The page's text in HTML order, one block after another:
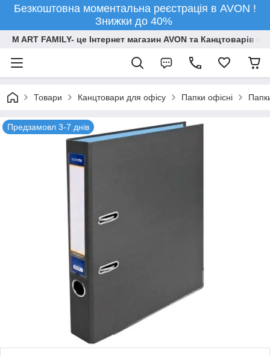
Безкоштовна моментальна реєстрація в AVON !
Знижки до 40%
M ART FAMILY- це Інтернет магазин AVON та Канцтоварів
Товари Канцтовари для офiсу Папки офісні
Предзамовл 3-7 днів